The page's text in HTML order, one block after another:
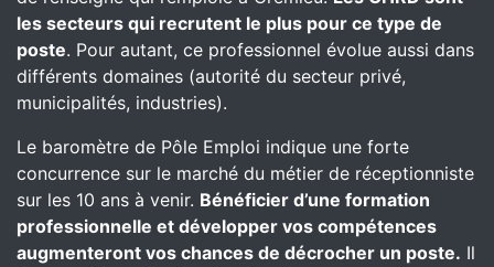
les secteurs qui recrutent le plus pour ce type de
poste. Pour autant, ce professionnel évolue aussi dans
différents domaines (autorité du secteur privé,
municipalités, industries).
Le baromètre de Pôle Emploi indique une forte
concurrence sur le marché du métier de réceptionniste
sur les 10 ans à venir. Bénéficier d’une formation
professionnelle et développer vos compétences
augmenteront vos chances de décrocher un poste. Il